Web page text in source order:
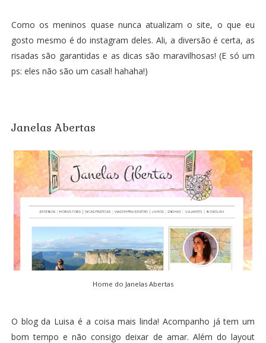
Como os meninos quase nunca atualizam o site, o que eu
gosto mesmo é doinstagram deles. Ali, a diversão é certa, as
risadas são garantidas e as dicas são maravilhosas! (E só um
ps: eles não são um casal! hahaha!)
Janelas Abertas
Home do Janelas Abertas
O blog da Luisa é a coisa mais linda! Acompanho já tem um
bom tempo e não consigo deixar de amar. Além do layout